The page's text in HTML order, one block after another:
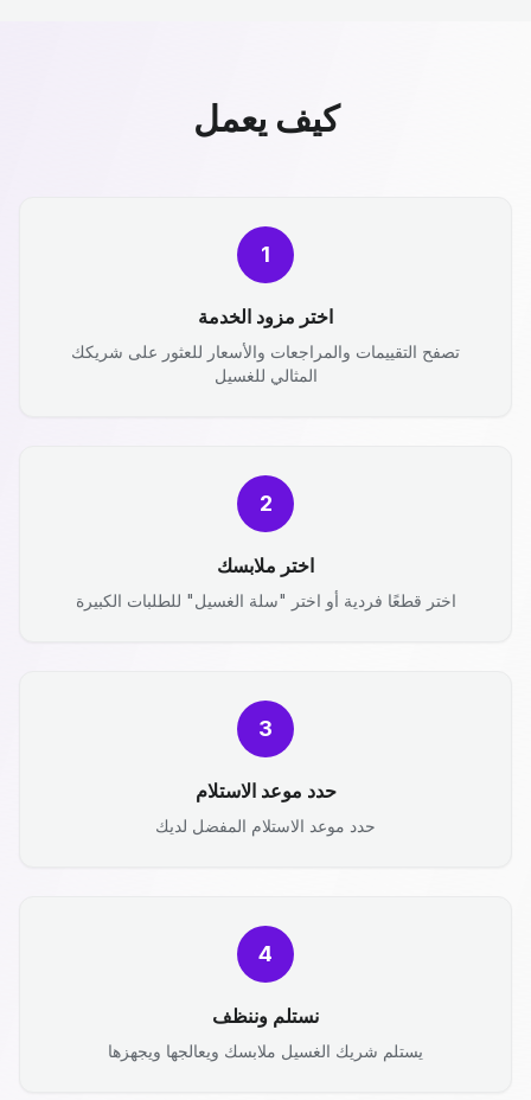
كيف يعمل
1
اختر مزود الخدمة
تصفح التقييمات والمراجعات والأسعار للعثور على شريكك
المثالي للغسيل
2
اختر ملابسك
اختر قطعًا فردية أو اختر "سلة الغسيل" للطلبات الكبيرة
3
حدد موعد الاستلام
حدد موعد الاستلام المفضل لديك
4
نستلم وننظف
يستلم شريك الغسيل ملابسك ويعالجها ويجهزها